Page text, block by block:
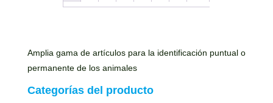
Amplia gama de artículos para la identificación puntual o
permanente de los animales
Categorías del producto